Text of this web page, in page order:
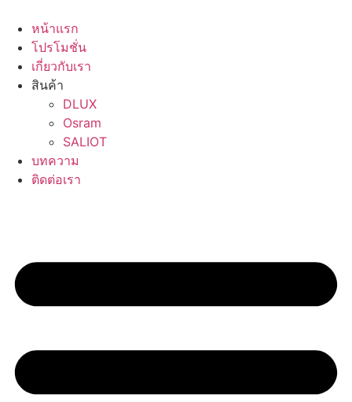
content
หน้าแรก
โปรโมชั่น
เกี่ยวกับเรา
สินค้า
DLUX
Osram
SALIOT
บทความ
ติดต่อเรา